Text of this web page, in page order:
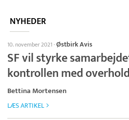
NYHEDER
10. november 2021·Østbirk Avis
SF vil styrke
kontrollen med
Bettina Mortensen
LÆS ARTIKEL